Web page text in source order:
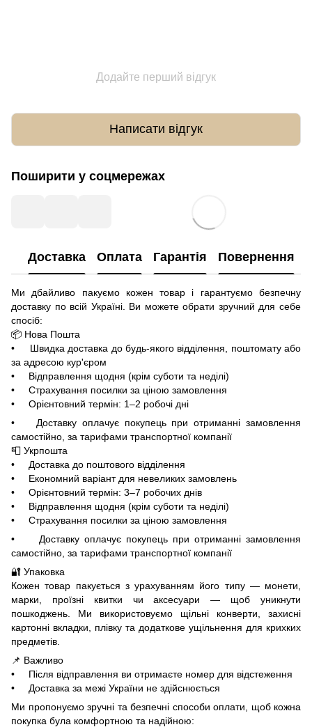
Додайте перший відгук
Написати відгук
Поширити у соцмережах
Доставка Оплата Гарантія Повернення
Ми дбайливо пакуємо кожен товар і гарантуємо безпечну
доставку по всій Україні. Ви можете обрати зручний для себе
спосіб:
📦 Нова Пошта
• Швидка доставка до будь-якого відділення, поштомату або
за адресою кур'єром
• Відправлення щодня (крім суботи та неділі)
• Страхування посилки за ціною замовлення
• Орієнтовний термін: 1–2 робочі дні
• Доставку оплачує покупець при отриманні замовлення
самостійно, за тарифами транспортної компанії
📮 Укрпошта
• Доставка до поштового відділення
• Економний варіант для невеликих замовлень
• Орієнтовний термін: 3–7 робочих днів
• Відправлення щодня (крім суботи та неділі)
• Страхування посилки за ціною замовлення
• Доставку оплачує покупець при отриманні замовлення
самостійно, за тарифами транспортної компанії
🔐 Упаковка
Кожен товар пакується з урахуванням його типу — монети,
марки, проїзні квитки чи аксесуари — щоб уникнути
пошкоджень. Ми використовуємо щільні конверти, захисні
картонні вкладки, плівку та додаткове ущільнення для крихких
предметів.
📌 Важливо
• Після відправлення ви отримаєте номер для відстеження
• Доставка за межі України не здійснюється
Ми пропонуємо зручні та безпечні способи оплати, щоб кожна
покупка була комфортною та надійною: